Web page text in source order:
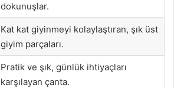
dokunuşlar.
Kat kat giyinmeyi kolaylaştıran, şık üst
giyim parçaları.
Pratik ve şık, günlük ihtiyaçları
karşılayan çanta.